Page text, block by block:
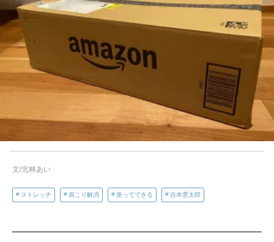
文/北林あい
ストレッチ 肩こり解消 座ってできる 吉本憲太郎